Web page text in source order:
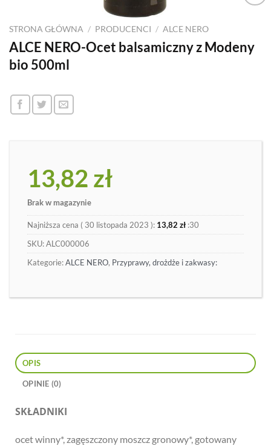
STRONA GŁÓWNA / PRODUCENCI / ALCE NERO
ALCE NERO-Ocet balsamiczny z Modeny
bio 500ml
13,82 zł
Brak w magazynie
Najniższa cena ( 30 listopada 2023 ): 13,82 zł :30
SKU:ALC000006
Kategorie:ALCE NERO, Przyprawy, drożdże i zakwasy:
OPIS
OPINIE (0)
SKŁADNIKI
ocet winny*, zagęszczony moszcz gronowy*, gotowany